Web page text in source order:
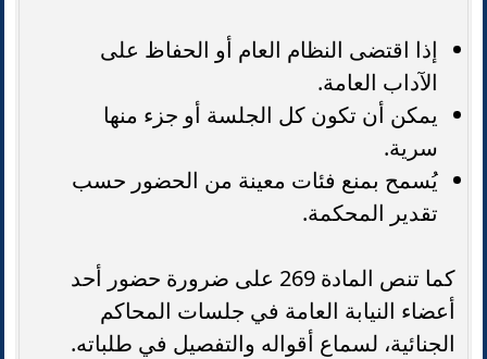
إذا اقتضى النظام العام أو الحفاظ على
الآداب العامة.
يمكن أن تكون كل الجلسة أو جزء منها
سرية.
يُسمح بمنع فئات معينة من الحضور حسب
تقدير المحكمة.
كما تنص المادة 269 على ضرورة حضور أحد
أعضاء النيابة العامة في جلسات المحاكم
الجنائية، لسماع أقواله والتفصيل في طلباته.